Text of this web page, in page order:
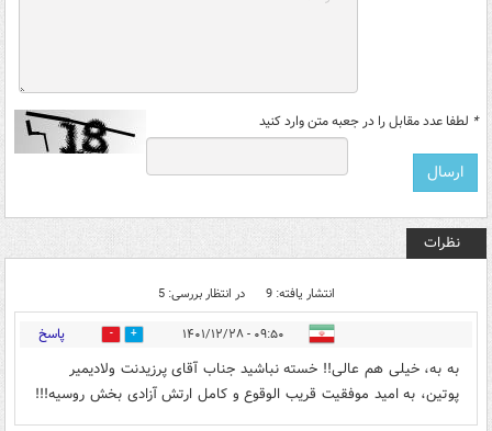
* لطفا عدد مقابل را در جعبه متن وارد کنید
نظرات
انتشار یافته: 9 در انتظار بررسی: 5
۰۹:۵۰ - ۱۴۰۱/۱۲/۲۸ 0 پاسخ
به به، خیلی هم عالی!! خسته نباشید جناب آقای پرزیدنت ولادیمیر
پوتین، به امید موفقیت قریب الوقوع و کامل ارتش آزادی بخش روسیه!!!